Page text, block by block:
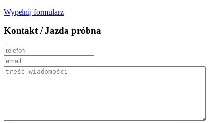
Wypełnij formularz
Kontakt / Jazda próbna